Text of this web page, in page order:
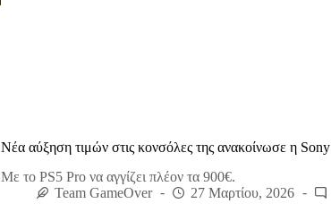
Νέα αύξηση τιμών στις κονσόλες της ανακοίνωσε η Sony
Με το PS5 Pro να αγγίζει πλέον τα 900€.
Team GameOver
27 Μαρτίου, 2026